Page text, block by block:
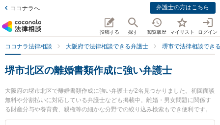
ココナラへ 弁護士の方はこちら
投稿する 探す 閲覧履歴 マイリスト ログイン
ココナラ法律相談 大阪府で法律相談できる弁護士 堺市で法律相談でき
堺市北区の離婚書類作成に強い弁護士
大阪府の堺市北区で離婚書類作成に強い弁護士が2名見つかりました。初回面談
無料や分割払いに対応している弁護士なども掲載中。離婚・男女問題に関係す
る財産分与や養育費、親権等の細かな分野での絞り込み検索もでき便利です。
特に弁護士法人バディ 堺なかもず事務所の野口 直人弁護士や堺北法律事務所の